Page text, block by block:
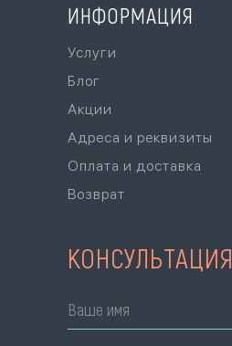
ИНФОРМАЦИЯ
Услуги
Адреса и реквизиты
КОНСУЛЬТАЦИЯ
Ваше имя
Оплата и доставка
Возврат
Блог
Акции